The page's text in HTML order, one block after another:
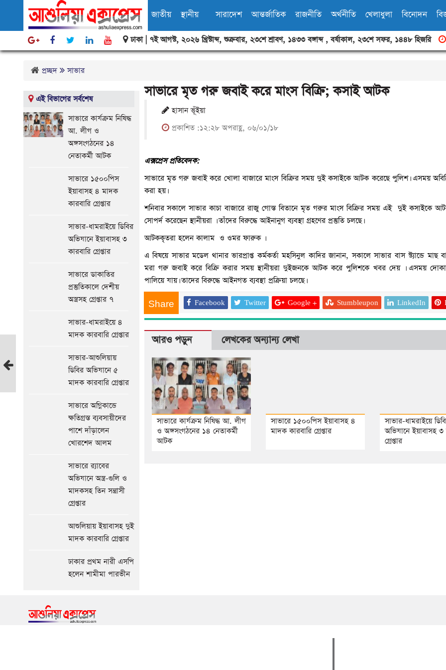
জাতীয় স্থানীয় সারাদেশ আন্তর্জাতিক রাজনীতি অর্থনীতি খেলাধুলা বিনোদন
বিবিধ
ঢাকা | ৭ই আগস্ট, ২০২৬ খ্রিস্টাব্দ,শুক্রবার, ২৩শে শ্রাবণ, ১৪৩৩ বঙ্গাব্দ,বর্ষাকাল, ২৩শে সফর, ১৪৪৮ হিজরি
জিয়ার
জন্য
পদ্মা
টোল
ফ্রি
ঘোষনা
স্বাস্থ্য
প্রচ্ছদ সাভার
সাভারে মৃত গরু জবাই করে মাংস বিক্রি; কসাই আটক
হাসান ভূঁইয়া
প্রকাশিত :১২:২৮ অপরাহ্ণ, ০৬/০১/১৮
এক্সপ্রেস প্রতিবেদক:
সাভারে মৃত গরু জবাই করে খোলা বাজারে মাংস বিক্রির সময় দুই কসাইকে আটক করেছে পুলিশ। এসময়
করা হয়।
শনিবার সকালে সাভার কাচা বাজারে রাজু গোস্ত বিতানে মৃত গরুর মাংস বিক্রির সময় এই দুই কসাইকে
সোপর্দ করেছেন স্থানীয়রা । তাঁদের বিরুদ্ধে আইনানুগ ব্যবস্থা গ্রহণের প্রস্তুতি চলছে।
আটককৃতরা হলেন কালাম ও ওমর ফারুক ।
এ বিষয়ে সাভার মডেল থানার ভারপ্রাপ্ত কর্মকর্তা মহসিনুল কাদির জানান, সকালে সাভার বাস স্ট্যান্ডে মাছ
মরা গরু জবাই করে বিক্রি করার সময় স্থানীয়রা দুইজনকে আটক করে পুলিশকে খবর দেয় । এসময়
পালিয়ে যায়। তাদের বিরুদ্ধে আইনগত ব্যবস্থা প্রক্রিয়া চলছে।
Share Facebook Twitter Google + Stumbleupon LinkedIn
আরও পড়ুন লেখকের অন্যান্য লেখা
সাভারে কার্যক্রম নিষিদ্ধ আ. লীগ
ও অঙ্গসংগঠনের ১৪ নেতাকর্মী
আটক
সাভারে ১৫০০পিস ইয়াবাসহ ৪
মাদক কারবারি গ্রেপ্তার
সাভার-ধামরাইয়ে
অভিযানে ইয়াবাসহ ৩
গ্রেপ্তার
এই বিভাগের সর্বশেষ
সাভারে কার্যক্রম নিষিদ্ধ
আ. লীগ ও
অঙ্গসংগঠনের ১৪
নেতাকর্মী আটক
সাভারে ১৫০০পিস
ইয়াবাসহ ৪ মাদক
কারবারি গ্রেপ্তার
সাভার-ধামরাইয়ে ডিবির
অভিযানে ইয়াবাসহ ৩
কারবারি গ্রেপ্তার
সাভারে ডাকাতির
প্রস্তুতিকালে দেশীয়
অস্ত্রসহ গ্রেপ্তার ৭
সাভার-ধামরাইয়ে ৪
মাদক কারবারি গ্রেপ্তার
সাভার-আশুলিয়ায়
ডিবির অভিযানে ৫
মাদক কারবারি গ্রেপ্তার
সাভারে অগ্নিকান্ডে
ক্ষতিগ্রস্ত ব্যবসায়ীদের
পাশে দাঁড়ালেন
খোরশেদ আলম
সাভারে র‍্যাবের
অভিযানে অস্ত্র-গুলি ও
মাদকসহ তিন সন্ত্রাসী
গ্রেপ্তার
আশুলিয়ায় ইয়াবাসহ দুই
মাদক কারবারি গ্রেপ্তার
ঢাকার প্রথম নারী এসপি
হলেন শামীমা পারভীন